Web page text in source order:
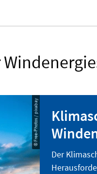
© Free-Photos / pixabay
Der